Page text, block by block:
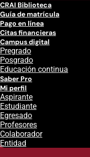
CRAI Biblioteca
Guía de matrícula
Pago en línea
Citas financieras
Campus digital
Pregrado
Posgrado
Educación continua
Saber Pro
Mi perfil
Aspirante
Estudiante
Egresado
Profesores
Colaborador
Entidad